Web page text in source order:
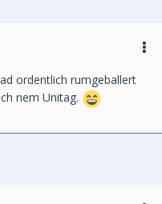
ordentlich rumgeballert
nem Unitag.